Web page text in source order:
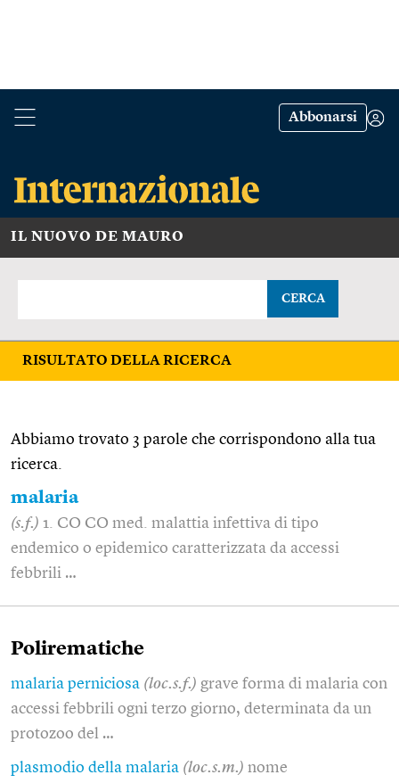
Abbonarsi
IL NUOVO DE MAURO
CERCA
RISULTATO DELLA RICERCA
Abbiamo trovato 3 parole che corrispondono alla tua
ricerca.
malaria
(s.f.) 1. CO CO med. malattia infettiva di tipo
endemico o epidemico caratterizzata da accessi
febbrili …
Polirematiche
malaria perniciosa (loc.s.f.) grave forma di malaria con
accessi febbrili ogni terzo giorno, determinata da un
protozoo del …
plasmodio della malaria (loc.s.m.) nome